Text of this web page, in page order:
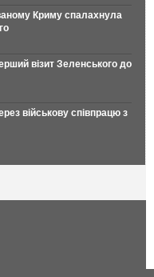
Криму спалахнула
візит Зеленського до
військову співпрацю з